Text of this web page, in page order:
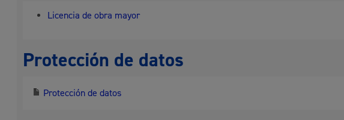
Licencia de obra mayor
Protección de datos
Protección de datos